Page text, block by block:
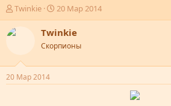
А
в
т
т
е
м
Twinkie
Д
а
т
н
а
20 Мар 2014
Twinkie
Скорпионы
20 Мар 2014